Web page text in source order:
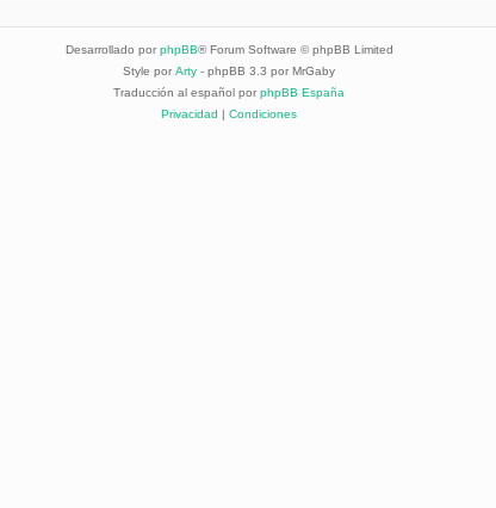
Desarrollado por phpBB® Forum Software © phpBB Limited
Style por Arty - phpBB 3.3 por MrGaby
Traducción al español por phpBB España
Privacidad | Condiciones